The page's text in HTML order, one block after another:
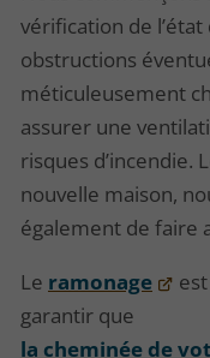
vérification de
obstructions
méticuleusement
assurer une
risques d’incendie.
nouvelle maison,
également de faire
Le ramonage
garantir que
la cheminée de